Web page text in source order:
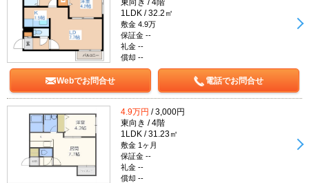
東向き / 4階
1LDK / 32.2㎡
敷金 4.9万
保証金 --
礼金 --
償却 --
Webでお問合せ 電話でお問合せ
4.9万円 / 3,000円
東向き / 4階
1LDK / 31.23㎡
敷金 1ヶ月
保証金 --
礼金 --
償却 --